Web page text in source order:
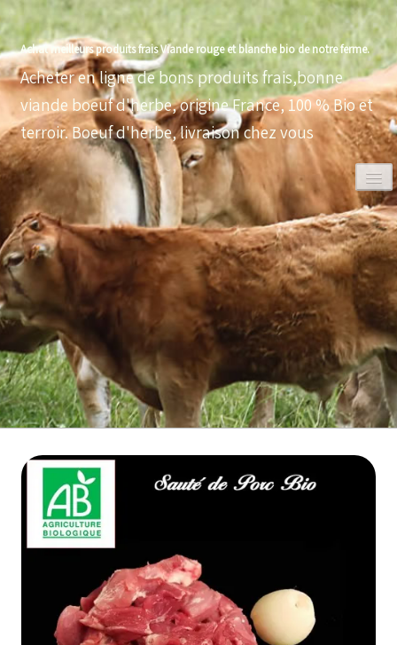
Achat meilleurs produits frais Viande rouge et blanche bio de notre ferme.
Acheter en ligne de bons produits frais,bonne
viande boeuf d'herbe, origine France, 100 % Bio et
terroir. Boeuf d'herbe, livraison chez vous
0
ACCUEIL
VOLAILLES BIO
BOEUF D'HERBE BIO
VEAU BIO
PORC BIO
AGNEAU BIO
MOUTON BIO
NOS COLIS VIANDE